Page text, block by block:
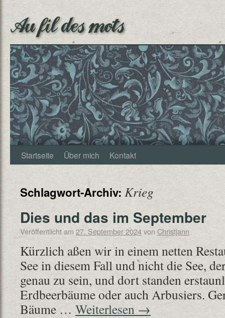
Au fil des mots
Startseite Über mich Kontakt
Schlagwort-Archiv: Krieg
Dies und das im September
Veröffentlicht am 27. September 2024von Christjann
Kürzlich aßen wir in einem netten
See in diesem Fall und nicht die See,
genau zu sein, und dort standen
Erdbeerbäume oder auch Arbusiers.
Bäume … Weiterlesen →